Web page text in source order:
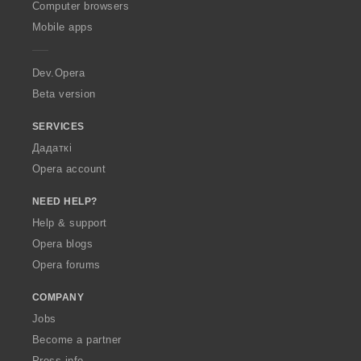
O
p
a
Computer browsers
Mobile apps
Dev.Opera
Beta version
SERVICES
Дадаткі
Opera account
NEED HELP?
Help & support
Opera blogs
Opera forums
COMPANY
Jobs
Become a partner